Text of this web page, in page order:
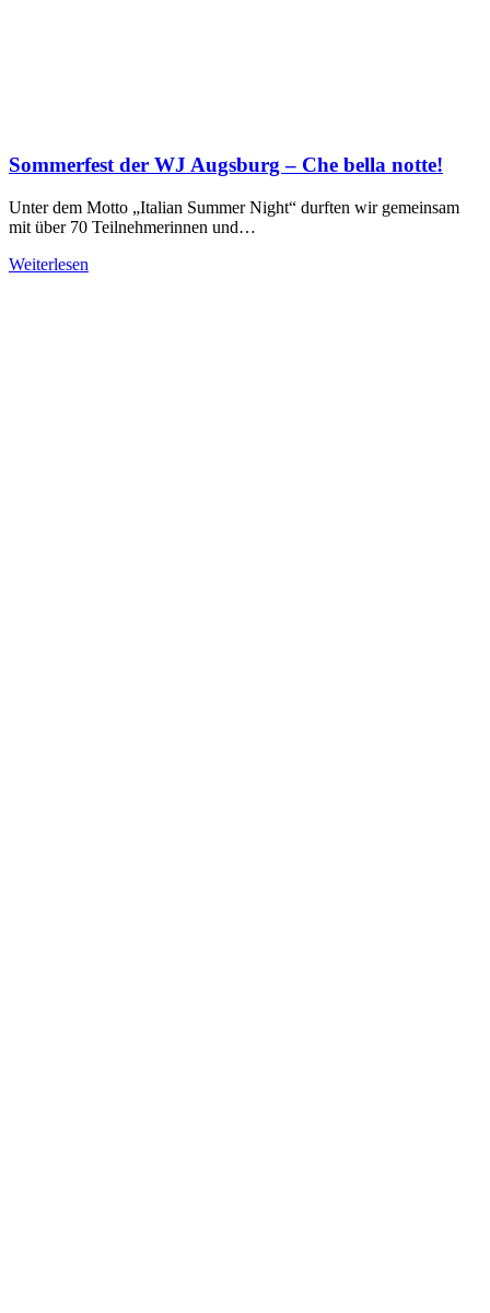
Sommerfest der WJ Augsburg – Che bella notte!
Unter dem Motto „Italian Summer Night“ durften wir gemeinsam
mit über 70 Teilnehmerinnen und…
Weiterlesen